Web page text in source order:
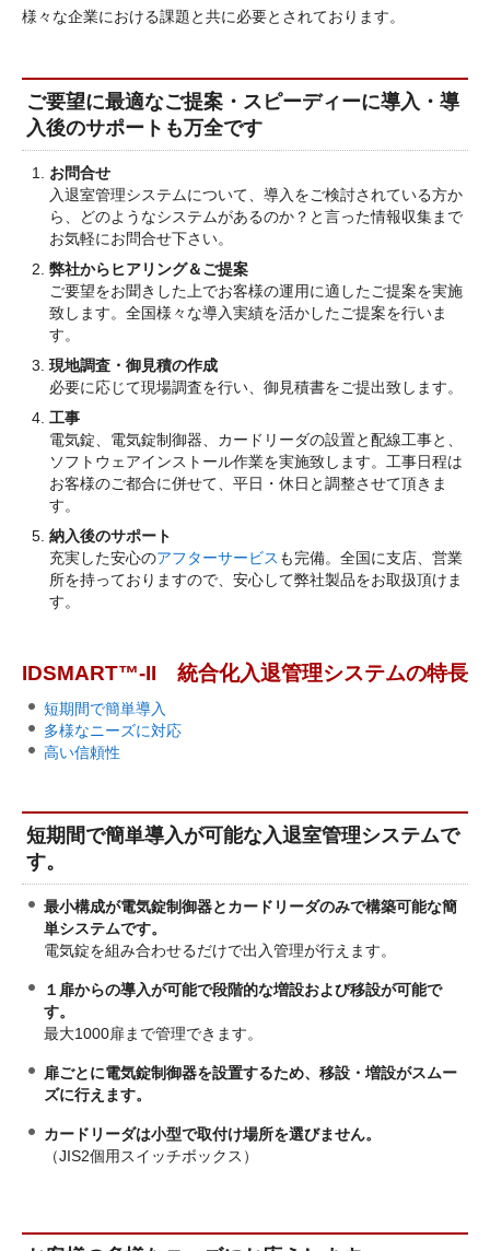
様々な企業における課題と共に必要とされております。
ご要望に最適なご提案・スピーディーに導入・導
入後のサポートも万全です
お問合せ
入退室管理システムについて、導入をご検討されている方か
ら、どのようなシステムがあるのか？と言った情報収集まで
お気軽にお問合せ下さい。
弊社からヒアリング＆ご提案
ご要望をお聞きした上でお客様の運用に適したご提案を実施
致します。全国様々な導入実績を活かしたご提案を行いま
す。
現地調査・御見積の作成
必要に応じて現場調査を行い、御見積書をご提出致します。
工事
電気錠、電気錠制御器、カードリーダの設置と配線工事と、
ソフトウェアインストール作業を実施致します。工事日程は
お客様のご都合に併せて、平日・休日と調整させて頂きま
す。
納入後のサポート
充実した安心のアフターサービス も完備。全国に支店、営業
所を持っておりますので、安心して弊社製品をお取扱頂けま
す。
IDSMART™-II 統合化入退管理システムの特長
短期間で簡単導入
多様なニーズに対応
高い信頼性
短期間で簡単導入が可能な入退室管理システムで
す。
最小構成が電気錠制御器とカードリーダのみで構築可能な簡
単システムです。
電気錠を組み合わせるだけで出入管理が行えます。
１扉からの導入が可能で段階的な増設および移設が可能で
す。
最大1000扉まで管理できます。
扉ごとに電気錠制御器を設置するため、移設・増設がスムー
ズに行えます。
カードリーダは小型で取付け場所を選びません。
（JIS2個用スイッチボックス）